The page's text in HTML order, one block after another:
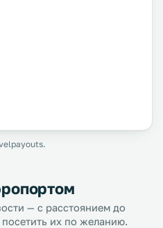
— с расстоянием до
их по желанию.